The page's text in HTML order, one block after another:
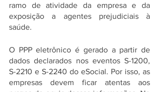
ramo de atividade da empresa e da
exposição a agentes prejudiciais à
saúde.
O PPP eletrônico é gerado a partir de
dados declarados nos eventos S-1200,
S-2210 e S-2240 do eSocial. Por isso, as
empresas devem ficar atentas aos